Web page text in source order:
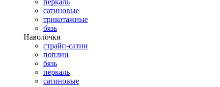
перкаль
сатиновые
трикотажные
бязь
Наволочки
страйп-сатин
поплин
бязь
перкаль
сатиновые